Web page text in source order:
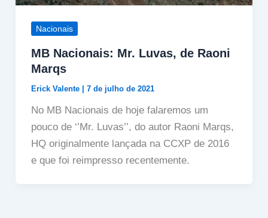
Nacionais
MB Nacionais: Mr. Luvas, de Raoni
Marqs
Erick Valente | 7 de julho de 2021
No MB Nacionais de hoje falaremos um
pouco de ‘’Mr. Luvas’’, do autor Raoni Marqs,
HQ originalmente lançada na CCXP de 2016
e que foi reimpresso recentemente.